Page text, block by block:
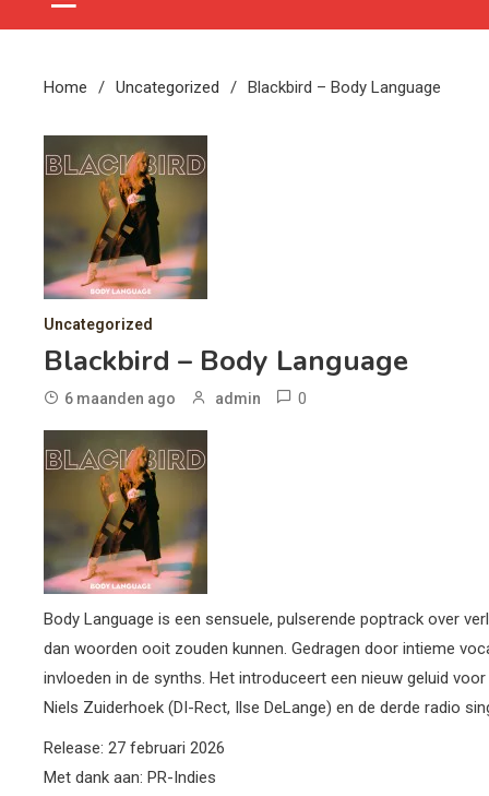
Home Uncategorized Blackbird – Body Language
Uncategorized
Blackbird – Body Language
6 maanden ago admin 0
Body Language is een sensuele, pulserende poptrack over
dan woorden ooit zouden kunnen. Gedragen door intieme
invloeden in de synths. Het introduceert een nieuw geluid
Niels Zuiderhoek (DI-Rect, Ilse DeLange) en de derde radio
Release: 27 februari 2026
Met dank aan: PR-Indies